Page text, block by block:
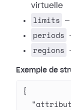
virtuelle
limits
periods
regions
Exemple de
{